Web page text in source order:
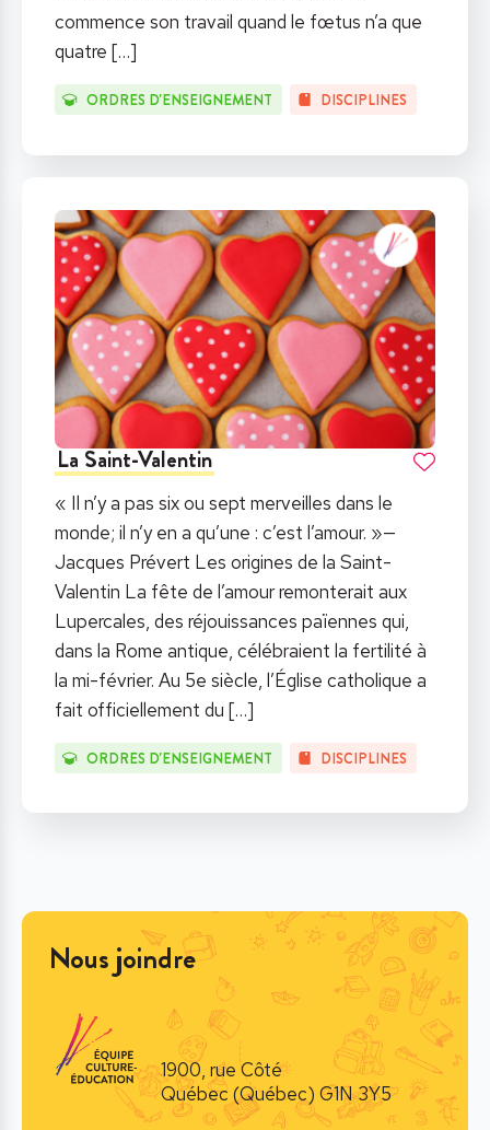
commence son travail quand le fœtus n’a que
quatre […]
ORDRES D'ENSEIGNEMENT DISCIPLINES
La Saint-Valentin
« Il n’y a pas six ou sept merveilles dans le
monde; il n’y en a qu’une : c’est l’amour. »—
Jacques Prévert Les origines de la Saint-
Valentin La fête de l’amour remonterait aux
Lupercales, des réjouissances païennes qui,
dans la Rome antique, célébraient la fertilité à
la mi-février. Au 5e siècle, l’Église catholique a
fait officiellement du […]
ORDRES D'ENSEIGNEMENT DISCIPLINES
Nous joindre
1900, rue Côté
Québec (Québec) G1N 3Y5